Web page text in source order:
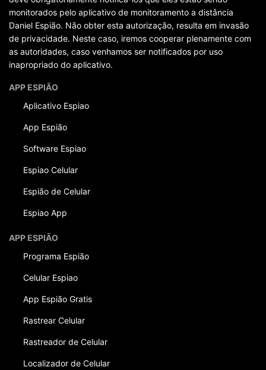
monitorados pelo aplicativo de monitoramento a distância
Daniel Espião. Não obter esta autorização, resulta em invasão
de privacidade. Neste caso, iremos cooperar plenamente com
as autoridades, caso venhamos ser notificados por uso
inapropriado do aplicativo.
APP ESPIÃO
Aplicativo Espiao
App Espião
Software Espiao
Espiao Celular
Espião de Celular
Espiao App
APP ESPIÃO
Programa Espião
Celular Espiao
App Espião Gratis
Rastrear Celular
Rastreador de Celular
Localizador de Celular